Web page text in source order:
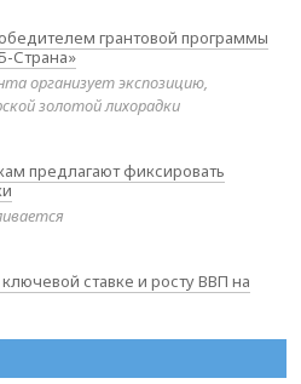
грантовой программы
Страна»
организует экспозицию,
золотой лихорадки
предлагают фиксировать
ставке и росту ВВП на